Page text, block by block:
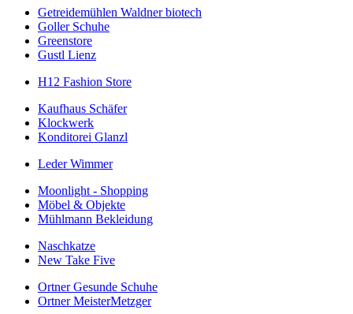
Getreidemühlen Waldner biotech
Goller Schuhe
Greenstore
Gustl Lienz
H12 Fashion Store
Kaufhaus Schäfer
Klockwerk
Konditorei Glanzl
Leder Wimmer
Moonlight - Shopping
Möbel & Objekte
Mühlmann Bekleidung
Naschkatze
New Take Five
Ortner Gesunde Schuhe
Ortner MeisterMetzger